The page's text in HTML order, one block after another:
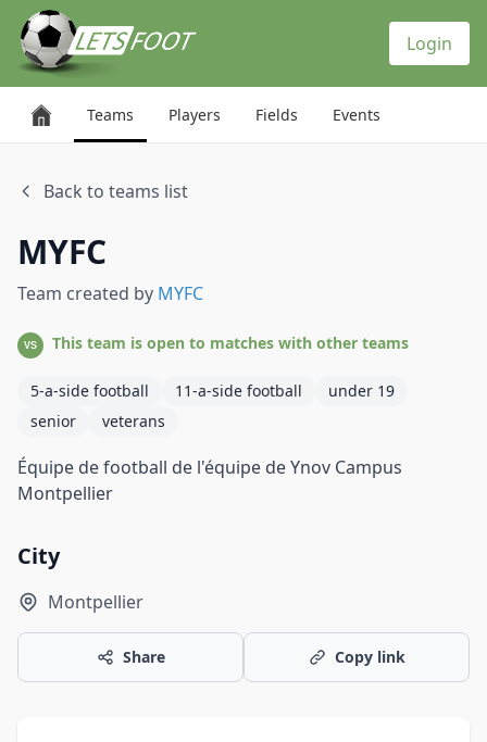
Login
Teams Players Fields Events
Back to teams list
MYFC
Team created by MYFC
VS This team is open to matches with other teams
5-a-side football 11-a-side football
under 19
senior
veterans
Équipe de football de l'équipe de Ynov Campus
Montpellier
City
Montpellier
Share Copy link
Cookies management panel